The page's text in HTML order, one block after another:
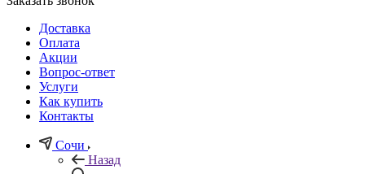
Доставка
Оплата
Акции
Вопрос-ответ
Услуги
Как купить
Контакты
Сочи
Назад